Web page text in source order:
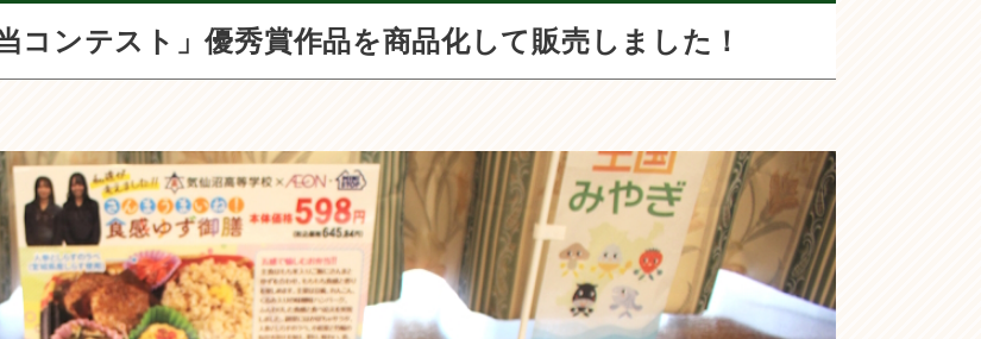
コンテスト」優秀賞作品を商品化して販売しました！